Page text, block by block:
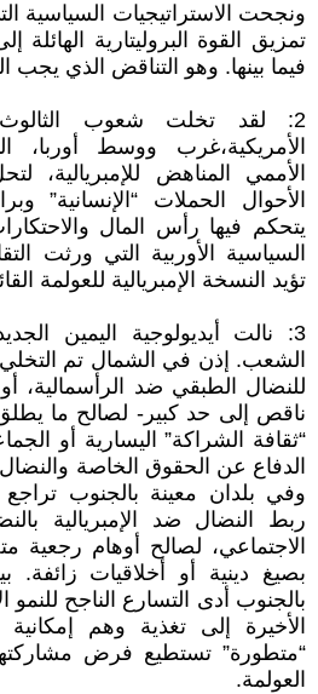
ونجحت الاستراتيجيات السياسية
تمزيق القوة البروليتارية الهائلة
فيما بينها. وهو التناقض الذي يجب
2: لقد تخلت شعوب الثالوث
الأمريكية،غرب ووسط أوربا،
الأممي المناهض
الأحوال الحملات “الإنسانية”
يتحكم فيها رأس المال
السياسية الأوربية التي ورثت
تؤيد النسخة الإمبريالية للعولمة
3: نالت أيديولوجية اليمين
الشعب. إذن في الشمال تم
للنضال الطبقي ضد الرأسمالية، أو
ناقص إلى حد كبير- لصالح ما
“ثقافة الشراكة” اليسارية أو
الدفاع عن الحقوق الخاصة
وفي بلدان معينة بالجنوب تراجع
ربط النضال ضد الإمبريالية
الاجتماعي، لصالح أوهام رجعية
بصيغ دينية أو أخلاقيات زائفة.
بالجنوب أدى التسارع الناجح للنمو
الأخيرة إلى تغذية وهم إمكانية
“متطورة” تستطيع فرض
العولمة.